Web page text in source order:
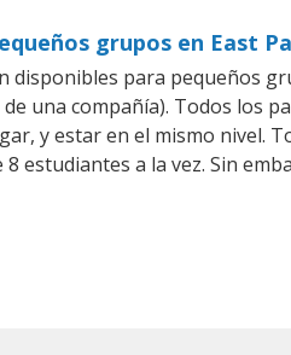
grupos en East
para pequeños
una compañía). Todos los
y estar en el mismo nivel.
estudiantes a la vez. Sin